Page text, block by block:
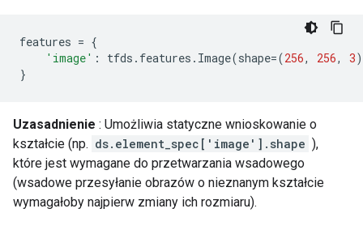
features = {
'image' : tfds . features . Image(shape=(256, 256, 3
}
Uzasadnienie : Umożliwia statyczne wnioskowanie o
kształcie (np. ds.element_spec['image'].shape ),
które jest wymagane do przetwarzania wsadowego
(wsadowe przesyłanie obrazów o nieznanym kształcie
wymagałoby najpierw zmiany ich rozmiaru).